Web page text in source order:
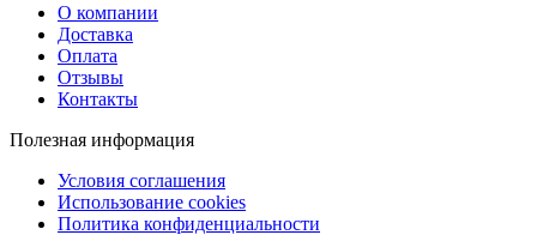
О компании
Доставка
Оплата
Отзывы
Контакты
Полезная информация
Условия соглашения
Использование cookies
Политика конфиденциальности